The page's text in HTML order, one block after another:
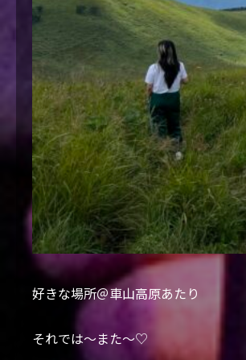
好きな場所＠車山高原あたり
それでは〜また〜♡